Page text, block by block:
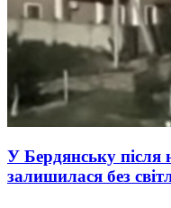
У Бердянську після
залишилася без